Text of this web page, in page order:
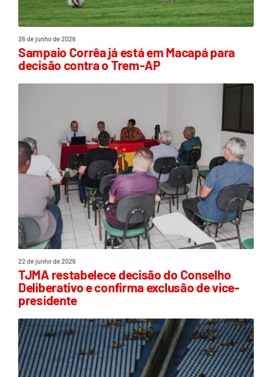
26 de junho de 2026
Sampaio Corrêa já está em Macapá para
decisão contra o Trem-AP
22 de junho de 2026
TJMA restabelece decisão do Conselho
Deliberativo e confirma exclusão de vice-
presidente